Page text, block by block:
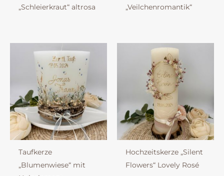
„Schleierkraut“ altrosa
„Veilchenromantik“
Taufkerze
„Blumenwiese“ mit
Hochzeitskerze „Silent
Flowers“ Lovely Rosé